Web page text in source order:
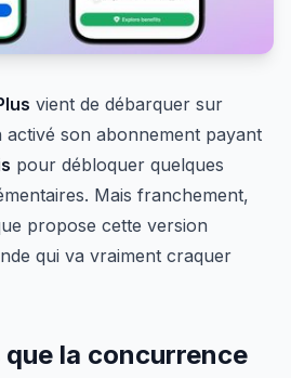
vient de débarquer sur
activé son abonnement payant
pour débloquer quelques
Mais franchement,
propose cette version
qui va vraiment craquer
la concurrence